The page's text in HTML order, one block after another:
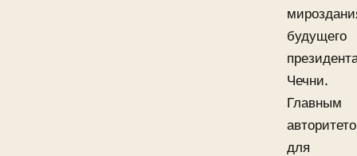
будущего
Чечни.
Главным
для